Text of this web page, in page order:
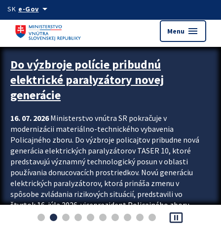
Preskocit na hlavný obsah
SK e-Govarrow_drop_down
Menu menu
Zastavit automatický posun upútavok
Do výzbroje polície pribudnú
elektrické paralyzátory novej
generácie
16. 07. 2026Ministerstvo vnútra SR pokračuje v
modernizácii materiálno-technického vybavenia
Policajného zboru. Do výzbroje policajtov pribudne nová
generácia elektrických paralyzátorov TASER 10, ktoré
predstavujú významný technologický posun v oblasti
používania donucovacích prostriedkov. Novú generáciu
elektrických paralyzátorov, ktorá prináša zmenu v
spôsobe zvládania rizikových situácií, predstavili vo
štvrtok 16. júla 2026 viceprezident Policajného zboru
Rastislav Polakovič a riaditeľ odboru výcviku...
pause_presentation